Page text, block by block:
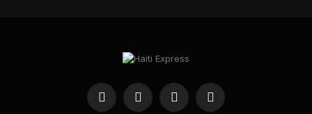
Facebook
X
InstagramYouTube